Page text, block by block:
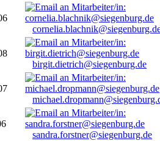
birgit.dietrich@siegenburg.de
sandra.forstner@siegenburg.de